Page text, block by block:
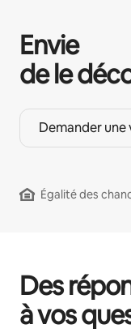
Envie
de le
Demander une
Égalité des
Des
à vos